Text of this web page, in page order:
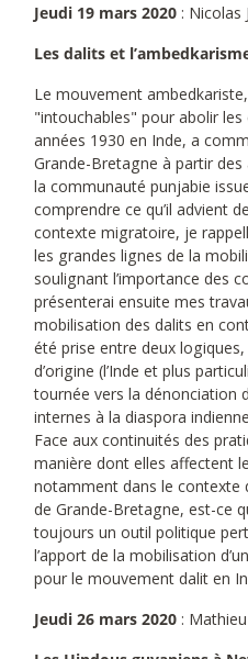
Jeudi 19 mars 2020 : Nicolas
Les dalits et
Le mouvement
"intouchables" pour abolir
années 1930 en Inde, a
Grande-Bretagne à partir
la communauté punjabie
comprendre ce qu’il advient
contexte migratoire, je
les grandes lignes de la
soulignant l’importance des
présenterai ensuite mes
mobilisation des dalits en
été prise entre deux logiques,
d’origine (l’Inde et plus
tournée vers la dénonciation
internes à la diaspora
Face aux continuités des
manière dont elles affectent
notamment dans le contexte
de Grande-Bretagne, est-ce
toujours un outil politique
l’apport de la mobilisation
pour le mouvement dalit en
Jeudi 26 mars 2020 :